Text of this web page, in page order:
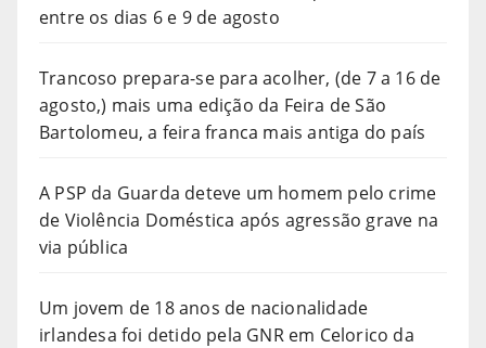
entre os dias 6 e 9 de agosto
Trancoso prepara-se para acolher, (de 7 a 16 de
agosto,) mais uma edição da Feira de São
Bartolomeu, a feira franca mais antiga do país
A PSP da Guarda deteve um homem pelo crime
de Violência Doméstica após agressão grave na
via pública
Um jovem de 18 anos de nacionalidade
irlandesa foi detido pela GNR em Celorico da